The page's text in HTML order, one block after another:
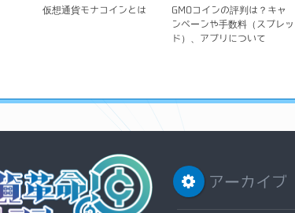
仮想通貨モナコインとは
GMOコインの評判は？キャ
ンペーンや手数料（スプレッ
ド）、アプリについて
アーカイブ